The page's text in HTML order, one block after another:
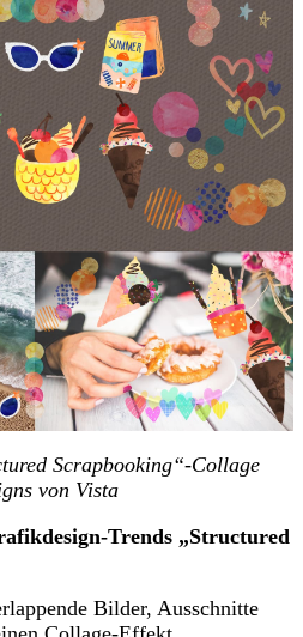
Scrapbooking“-Collage
von Vista
Trends „Structured
Bilder, Ausschnitte